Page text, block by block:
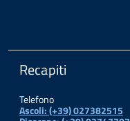
Recapiti
Telefono
Ascoli: (+39) 027382515